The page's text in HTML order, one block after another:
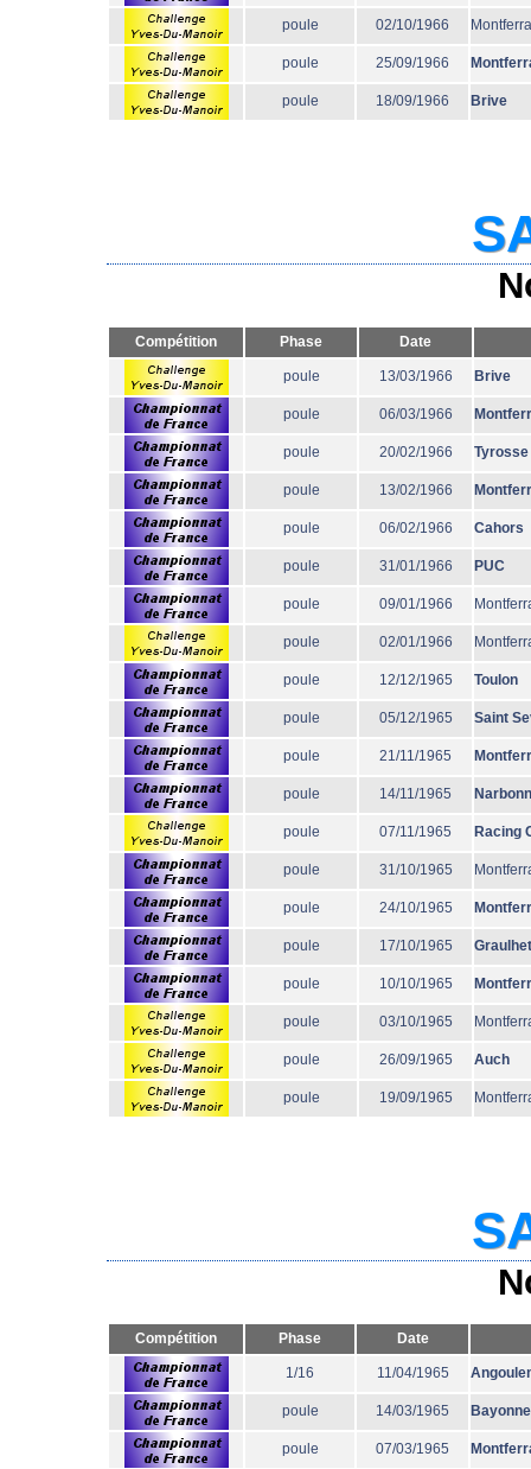
poule 02/10/1966
poule 25/09/1966
poule 18/09/1966 Brive
Compétition Phase Date
poule 13/03/1966 Brive
poule 06/03/1966
poule 20/02/1966 Tyrosse
poule 13/02/1966
poule 06/02/1966 Cahors
poule 31/01/1966 PUC
poule 09/01/1966
poule 02/01/1966
poule 12/12/1965 Toulon
poule 05/12/1965 Saint
poule 21/11/1965
poule 14/11/1965
poule 07/11/1965 Racing
poule 31/10/1965
poule 24/10/1965
poule 17/10/1965 Graulhet
poule 10/10/1965
poule 03/10/1965
poule 26/09/1965 Auch
poule 19/09/1965
Compétition Phase Date
1/16 11/04/1965
poule 14/03/1965 Bayonne
poule 07/03/1965